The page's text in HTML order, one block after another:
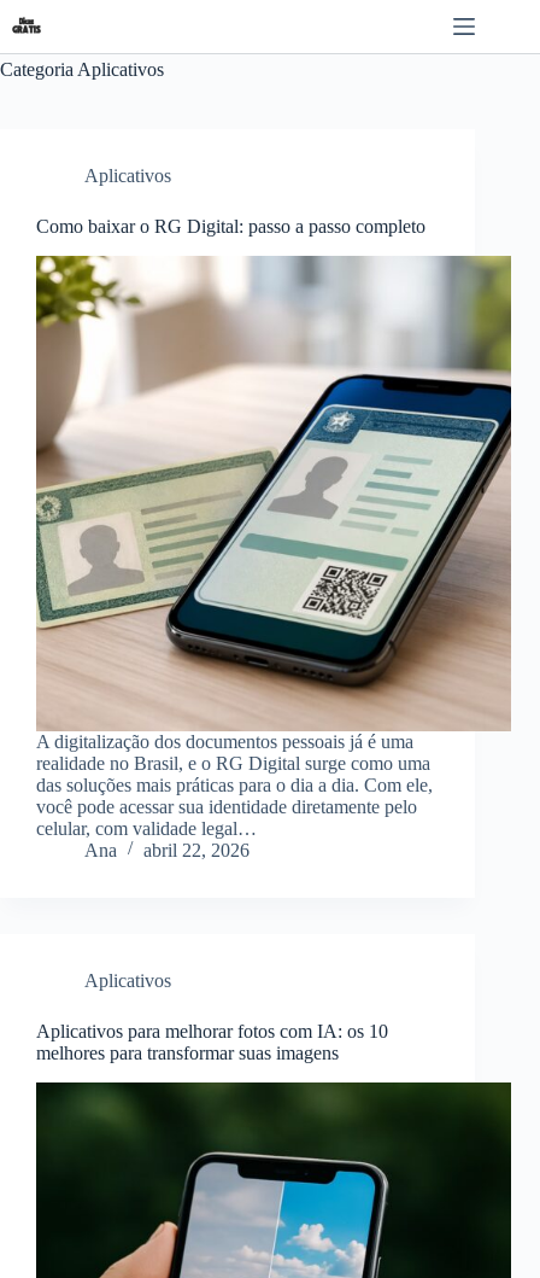
para
o
conteúdo
Categoria Aplicativos
Aplicativos
Como baixar o RG Digital: passo a passo completo
A digitalização dos documentos pessoais já é uma
realidade no Brasil, e o RG Digital surge como uma
das soluções mais práticas para o dia a dia. Com ele,
você pode acessar sua identidade diretamente pelo
celular, com validade legal…
Ana
abril 22, 2026
Aplicativos
Aplicativos para melhorar fotos com IA: os 10
melhores para transformar suas imagens